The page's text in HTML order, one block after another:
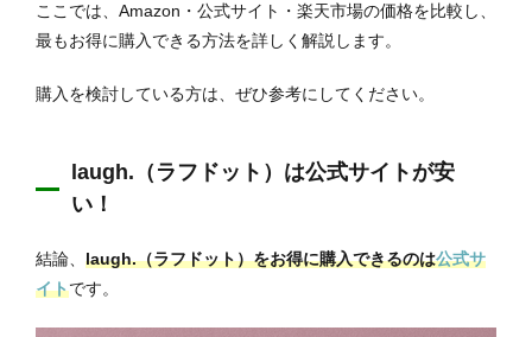
ここでは、Amazon・公式サイト・楽天市場の価格を比較し、
最もお得に購入できる方法を詳しく解説します。
購入を検討している方は、ぜひ参考にしてください。
laugh.（ラフドット）は公式サイトが安
い！
結論、 laugh.（ラフドット）をお得に購入できるのは公式サ
イトです。